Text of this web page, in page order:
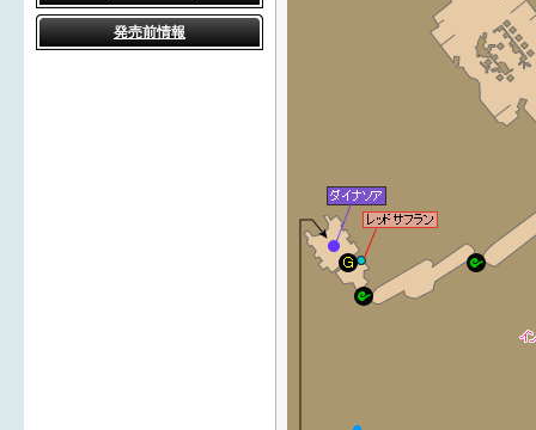
発売前情報